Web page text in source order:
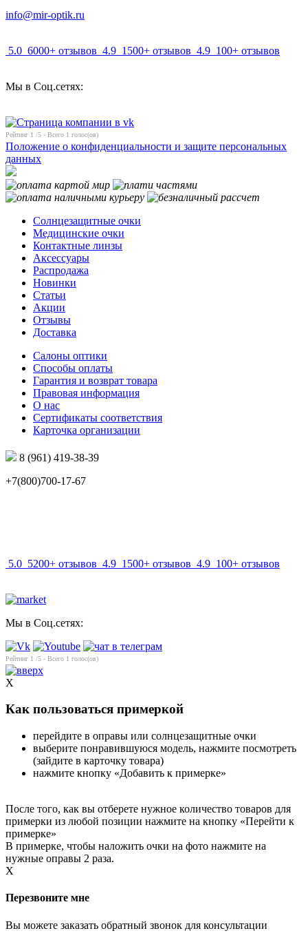
info@mir-optik.ru
5.0 6000+ отзывов 4.9 1500+ отзывов 4.9 100+ отзывов
Мы в Соц.сетях:
Рейтинг 1 /5 - Всего 1 голос(ов)
Положение о конфиденциальности и защите персональных
данных
Солнцезащитные очки
Медицинские очки
Контактные линзы
Аксессуары
Распродажа
Новинки
Статьи
Акции
Отзывы
Доставка
Салоны оптики
Способы оплаты
Гарантия и возврат товара
Правовая информация
О нас
Сертификаты соответствия
Карточка организации
8 (961) 419-38-39
+7(800)700-17-67
5.0 5200+ отзывов 4.9 1500+ отзывов 4.9 100+ отзывов
Мы в Соц.сетях:
Рейтинг 1 /5 - Всего 1 голос(ов)
X
Как пользоваться примеркой
перейдите в оправы или солнцезащитные очки
выберите понравившуюся модель, нажмите посмотреть
(зайдите в карточку товара)
нажмите кнопку «Добавить к примерке»
После того, как вы отберете нужное количество товаров для
примерки из любой позиции нажмите на кнопку «Перейти к
примерке»
В примерке, чтобы наложить очки на фото нажмите на
нужные оправы 2 раза.
X
Перезвоните мне
Вы можете заказать обратный звонок для консультации